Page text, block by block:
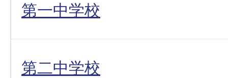
第一中学校
第二中学校